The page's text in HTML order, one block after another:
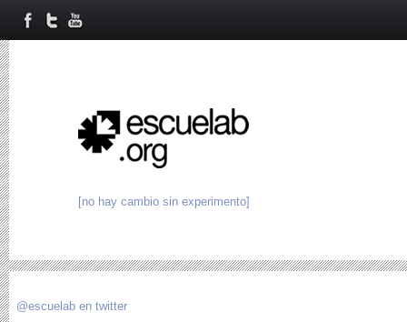
[no hay cambio sin experimento]
@escuelab en twitter